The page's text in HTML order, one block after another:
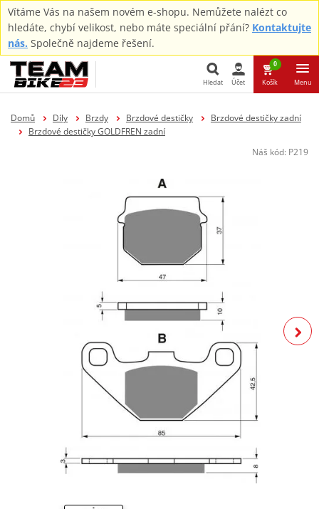
Vítáme Vás na našem novém e-shopu. Nemůžete nalézt co
hledáte, chybí velikost, nebo máte speciální přání? Kontaktujte
nás. Společně najdeme řešení.
Hledat
Hledat Účet
0
Košík Menu
Domů Díly Brzdy Brzdové destičky
Brzdové destičky zadní
Brzdové destičky GOLDFREN zadní
Náš kód: P219